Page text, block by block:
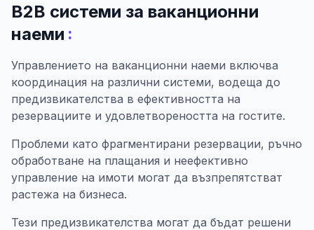
B2B системи за ваканционни
наеми :
Управлението на ваканционни наеми включва
координация на различни системи, водеща до
предизвикателства в ефективността на
резервациите и удовлетвореността на гостите.
Проблеми като фрагментирани резервации, ръчно
обработване на плащания и неефективно
управление на имоти могат да възпрепятстват
растежа на бизнеса.
Тези предизвикателства могат да бъдат решени